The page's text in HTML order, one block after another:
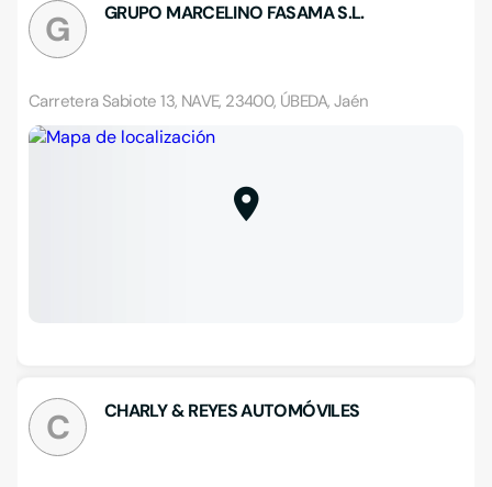
G GRUPO MARCELINO FASAMA S.L.
Carretera Sabiote 13, NAVE, 23400, ÚBEDA, Jaén
C CHARLY & REYES AUTOMÓVILES